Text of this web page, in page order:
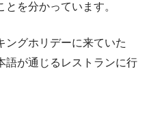
を分かっています。
ングホリデーに来ていた
語が通じるレストランに行